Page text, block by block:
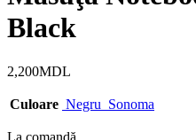
Black
2,200MDL
Culoare Negru Sonoma
La comandă